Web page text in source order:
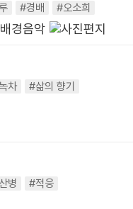
#경배 #오소희
차
#삶의 향기
병
#적응